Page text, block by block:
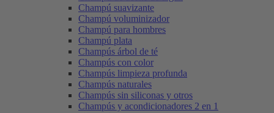
Champú suavizante
Champú voluminizador
Champú para hombres
Champú plata
Champús árbol de té
Champús con color
Champús limpieza profunda
Champús naturales
Champús sin siliconas y otros
Champús y acondicionadores 2 en 1